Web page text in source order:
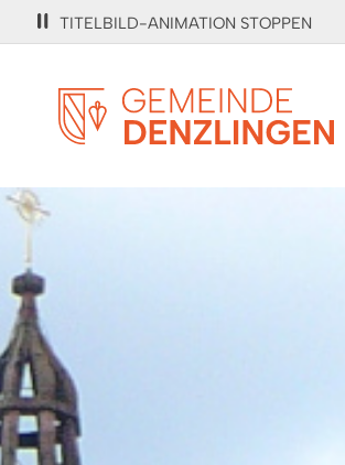
TITELBILD-ANIMATION STOPPEN